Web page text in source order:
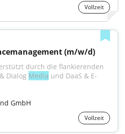
Vollzeit
(m/w/d)
durch die flankierenden
Dialog Media und DaaS & E-
GmbH
Vollzeit